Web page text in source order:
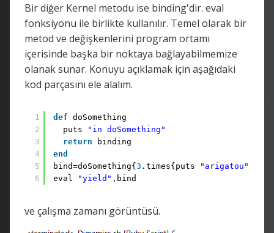
Bir diğer Kernel metodu ise binding'dir. eval
fonksiyonu ile birlikte kullanılır. Temel olarak bir
metod ve değişkenlerini program ortamı
içerisinde başka bir noktaya bağlayabilmemize
olanak sunar. Konuyu açıklamak için aşağıdaki
kod parçasını ele alalım.
1
2
3
4
5
6
def doSomething
puts
"in doSomething"
return
binding
end
bind=doSomething{3 .times{puts "arigatou"
eval
"yield" ,bind
ve çalışma zamanı görüntüsü.